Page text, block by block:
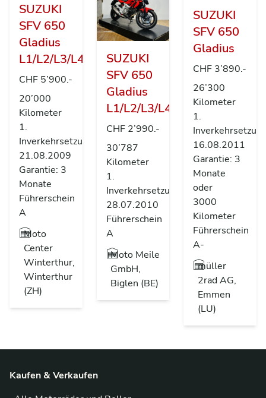
SUZUKI
SFV 650
Gladius
L1/L2/L3/L4
CHF 5’900.-
20’000
Kilometer
1.
Inverkehrsetzung
21.08.2009
Garantie: 3
Monate
Führerschein
A
Moto
Center
Winterthur,
Winterthur
(ZH)
SUZUKI
SFV 650
Gladius
L1/L2/L3/L4
CHF 2’990.-
30’787
Kilometer
1.
Inverkehrsetzung
28.07.2010
Führerschein
A
Moto Meile
GmbH,
Biglen (BE)
SUZUKI
SFV 650
Gladius
CHF 3’890.-
26’300
Kilometer
1.
16.08.2011
Garantie: 3
Monate
oder
3000
Kilometer
Führerschein
A-
müller
2rad AG,
Emmen
(LU)
Kaufen & Verkaufen